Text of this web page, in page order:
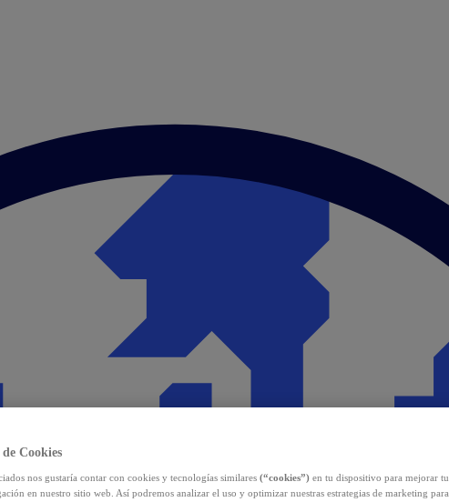
Cookies
nos gustaría contar con cookies y tecnologías similares (“cookies”) en tu dispositivo para mejorar tu
en nuestro sitio web. Así podremos analizar el uso y optimizar nuestras estrategias de marketing para